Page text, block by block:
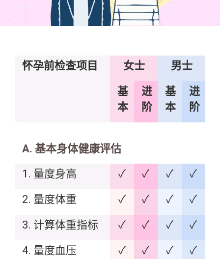
怀孕前检查项目
女士
基
本
进
阶
男士
基
本
进
阶
A. 基本身体健康评估
1. 量度身高
✓ ✓ ✓
✓
2. 量度体重
✓ ✓ ✓
✓
3. 计算体重指标
✓ ✓ ✓
✓
4. 量度血压
✓ ✓ ✓ ✓